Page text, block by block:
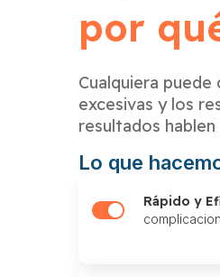
por
Cualquiera
excesivas y los
resultados
Lo que
Rápido y